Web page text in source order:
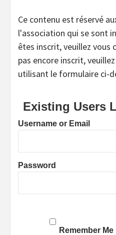
Ce contenu est réservé
l'association qui se sont
êtes inscrit, veuillez vous
pas encore inscrit,
utilisant le formulaire ci-
Existing Users
Username or Email
Password
Remember Me